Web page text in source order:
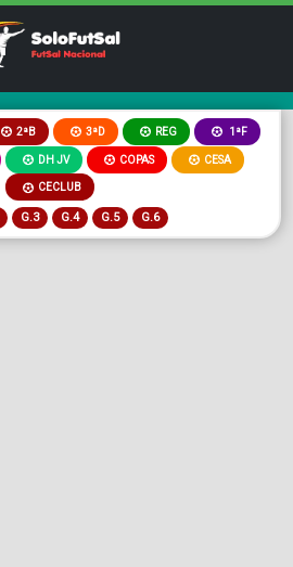
2ªB 3ªD REG 1ªF
DH JV COPAS CESA
CECLUB
G.3 G.4 G.5 G.6